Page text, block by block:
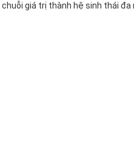
giá trị thành hệ sinh thái đa